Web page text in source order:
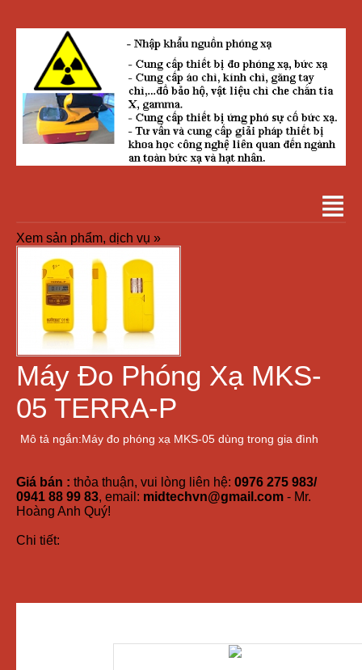
Xem sản phẩm, dịch vụ »
Máy Đo Phóng Xạ MKS-
05 TERRA-P
Mô tả ngắn:Máy đo phóng xạ MKS-05 dùng trong gia đình
Giá bán : thỏa thuận, vui lòng liên hệ: 0976 275 983/
0941 88 99 83, email: midtechvn@gmail.com - Mr.
Hoàng Anh Quý!
Chi tiết: